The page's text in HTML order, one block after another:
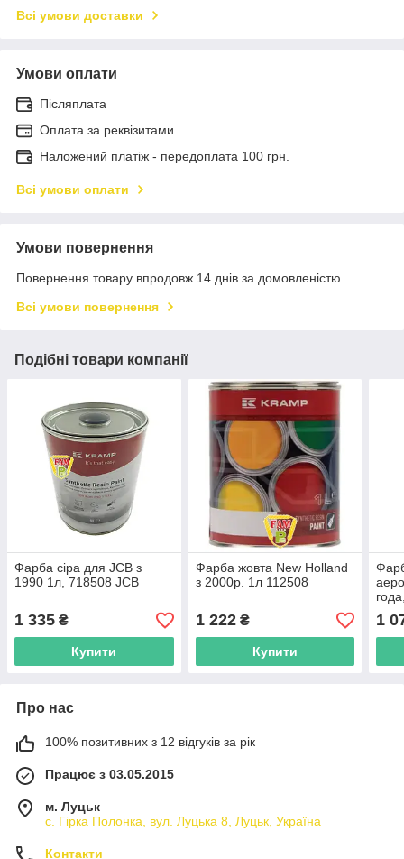
Всі умови доставки
Умови оплати
Післяплата
Оплата за реквізитами
Наложений платіж - передоплата 100 грн.
Всі умови оплати
Умови повернення
Повернення товару впродовж 14 днів за домовленістю
Всі умови повернення
Подібні товари компанії
Фарба сіра для JCB з
1990 1л, 718508 JCB
1 335 ₴
Купити
Фарба жовта New Holland
з 2000р. 1л 112508
1 222₴
Купити
1
Про нас
100% позитивних з 12 відгуків за рік
Працює з 03.05.2015
м. Луцьк
с. Гірка Полонка, вул. Луцька 8, Луцьк, Україна
Контакти